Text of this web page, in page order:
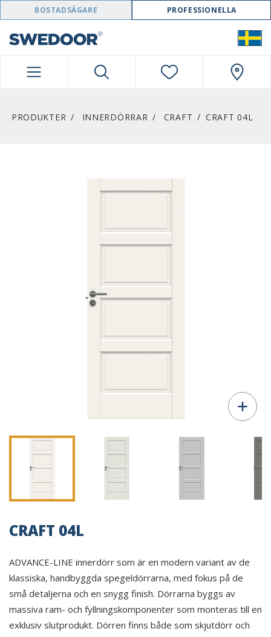
SWEDOOR NAVIGATION
BOSTADSÄGARE PROFESSIONELLA
PRODUKTER INNERDÖRRAR CRAFT CRAFT 04L
CRAFT 04L
ADVANCE-LINE innerdörr som är en modern variant av de
klassiska, handbyggda spegeldörrarna, med fokus på de
små detaljerna och en snygg finish. Dörrarna byggs av
massiva ram- och fyllningskomponenter som monteras till en
exklusiv slutprodukt. Dörren finns både som skjutdörr och